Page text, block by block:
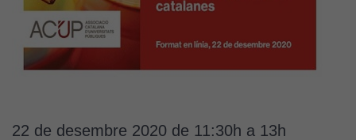
22 de desembre 2020 de 11:30h a 13h